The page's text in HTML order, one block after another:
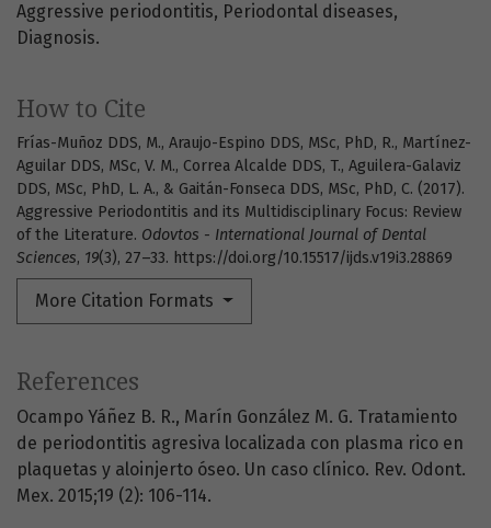
Aggressive periodontitis
Periodontal diseases
Diagnosis.
How to Cite
Frías-Muñoz DDS, M., Araujo-Espino DDS, MSc, PhD, R., Martínez-
Aguilar DDS, MSc, V. M., Correa Alcalde DDS, T., Aguilera-Galaviz
DDS, MSc, PhD, L. A., & Gaitán-Fonseca DDS, MSc, PhD, C. (2017).
Aggressive Periodontitis and its Multidisciplinary Focus: Review
of the Literature. Odovtos - International Journal of Dental
Sciences, 19(3), 27–33. https://doi.org/10.15517/ijds.v19i3.28869
More Citation Formats
References
Ocampo Yáñez B. R., Marín González M. G. Tratamiento
de periodontitis agresiva localizada con plasma rico en
plaquetas y aloinjerto óseo. Un caso clínico. Rev. Odont.
Mex. 2015;19 (2): 106-114.